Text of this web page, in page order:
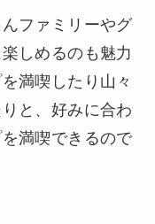
ファミリーやグ
しめるのも魅力
満喫したり山々
と、好みに合わ
満喫できるので